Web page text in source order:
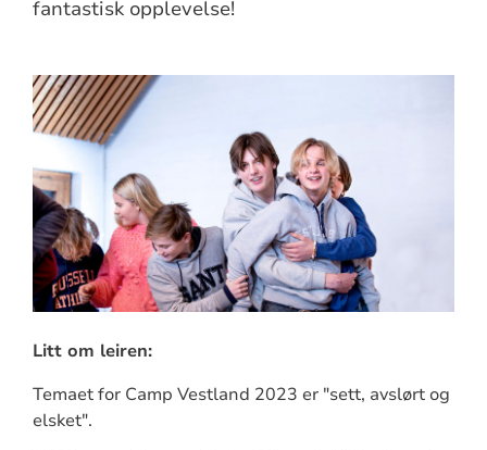
fantastisk opplevelse!
Litt om leiren:
Temaet for Camp Vestland 2023 er "sett, avslørt og
elsket".